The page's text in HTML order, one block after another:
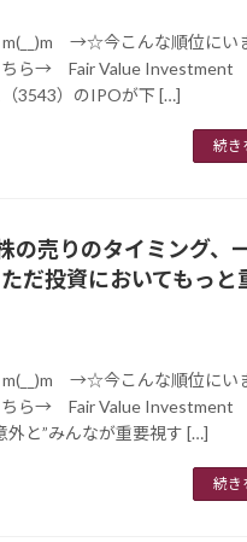
m(__)m →☆今こんな順位にい
ちら→ Fair Value Investment
3543）のIPOが下 […]
続き
の売りのタイミング、
だ投資においてもっと
m(__)m →☆今こんな順位にい
ちら→ Fair Value Investment
外と”みんなが重要視す […]
続き